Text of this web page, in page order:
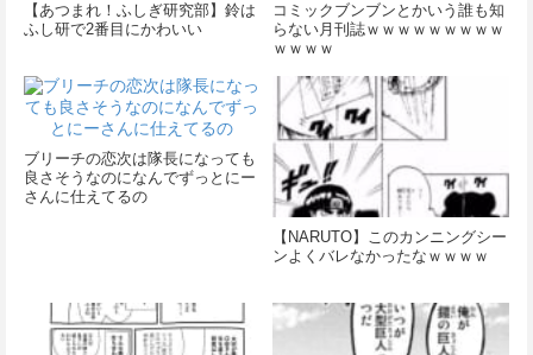
【あつまれ！ふしぎ研究部】鈴は
ふし研で2番目にかわいい
コミックブンブンとかいう誰も知
らない月刊誌ｗｗｗｗｗｗｗｗｗ
ｗｗｗｗ
ブリーチの恋次は隊長になっても
良さそうなのになんでずっとにー
さんに仕えてるの
【NARUTO】このカンニングシー
ンよくバレなかったなｗｗｗｗ